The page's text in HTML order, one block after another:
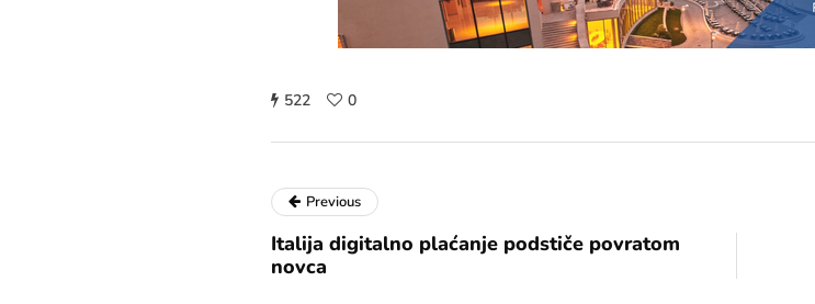
522 0
Previous
Italija digitalno plaćanje podstiče povratom
novca